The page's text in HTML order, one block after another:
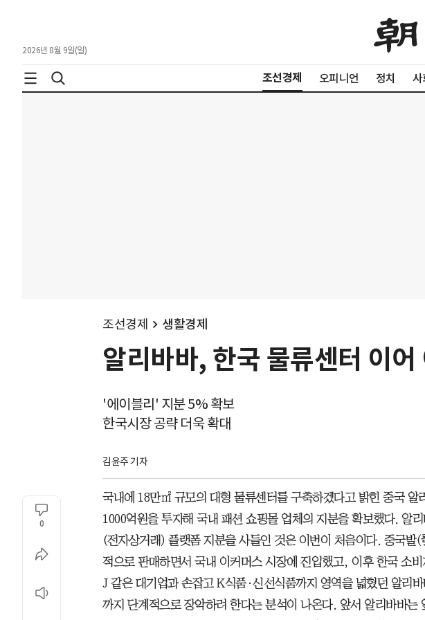
2026년 8월 9일(일)
조선경제 오피니언 정치 사
조선경제 생활경제
알리바바, 한국 물류센터 이
'에이블리' 지분 5% 확보
한국시장 공략 더욱 확대
김윤주 기자
0
국내에 18만㎡ 규모의 대형 물류센터를 구축하겠다고 밝힌 중국 알
1000억원을 투자해 국내 패션 쇼핑몰 업체의 지분을 확보했다. 알
(전자상거래) 플랫폼 지분을 사들인 것은 이번이 처음이다. 중국발
적으로 판매하면서 국내 이커머스 시장에 진입했고, 이후 한국 소
J 같은 대기업과 손잡고 K식품·신선식품까지 영역을 넓혔던 알리
까지 단계적으로 장악하려 한다는 분석이 나온다. 앞서 알리바바는